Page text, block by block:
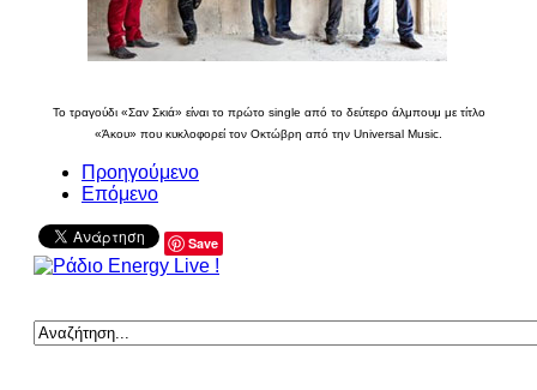
Το τραγούδι «Σαν Σκιά» είναι το πρώτο single από το δεύτερο άλμπουμ με τίτλο
«Άκου» που κυκλοφορεί τον Οκτώβρη από την Universal Music.
Προηγούμενο
Επόμενο
Save